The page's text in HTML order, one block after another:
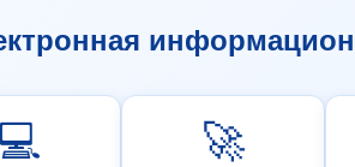
💻 🚀